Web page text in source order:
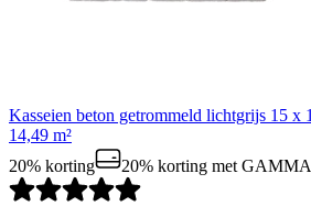
Kasseien beton getrommeld lichtgrijs 15 x
14,49 m²
20% korting
20% korting met